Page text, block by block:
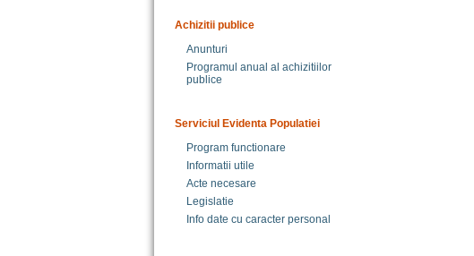
Achizitii publice
Anunturi
Programul anual al achizitiilor
publice
Serviciul Evidenta Populatiei
Program functionare
Informatii utile
Acte necesare
Legislatie
Info date cu caracter personal